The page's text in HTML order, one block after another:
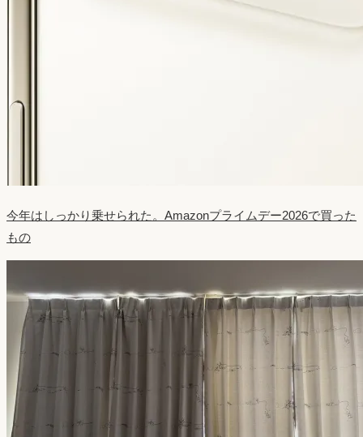
今年はしっかり乗せられた。Amazonプライムデー2026で買った
もの